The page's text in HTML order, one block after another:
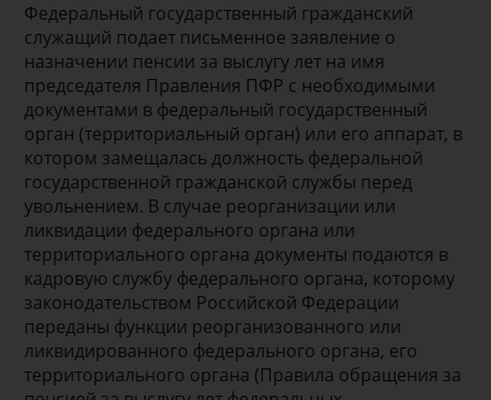
Федеральный государственный гражданский
служащий подает письменное заявление о
назначении пенсии за выслугу лет на имя
председателя Правления ПФР с необходимыми
документами в федеральный государственный
орган (территориальный орган) или его аппарат, в
котором замещалась должность федеральной
государственной гражданской службы перед
увольнением. В случае реорганизации или
ликвидации федерального органа или
территориального органа документы подаются в
кадровую службу федерального органа, которому
законодательством Российской Федерации
переданы функции реорганизованного или
ликвидированного федерального органа, его
территориального органа (Правила обращения за